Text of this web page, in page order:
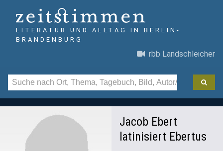
LITERATUR UND ALLTAG IN BERLIN-
BRANDENBURG
rbb Landschleicher
Jacob Ebert
latinisiert Ebertus